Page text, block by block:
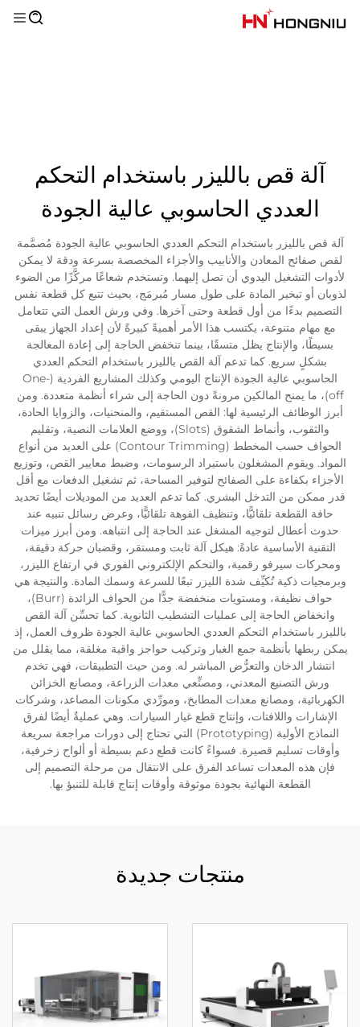
آلة قص بالليزر باستخدام التحكم
العددي الحاسوبي عالية الجودة
آلة قص بالليزر باستخدام التحكم العددي الحاسوبي عالية الجودة مُصمَّمة
لقص صفائح المعادن والأنابيب والأجزاء المخصصة بسرعة ودقة لا يمكن
لأدوات التشغيل اليدوي أن تصل إليهما. وتستخدم شعاعًا مركَّزًا من الضوء
لذوبان أو تبخير المادة على طول مسار مُبرمَج، بحيث تتبع كل قطعة نفس
التصميم بدءًا من أول قطعة وحتى آخرها. وفي ورش العمل التي تتعامل
مع مهام متنوعة، يكتسب هذا الأمر أهميةً كبيرةً لأن إعداد الجهاز يبقى
بسيطًا، والإنتاج يظل متسقًا، بينما تنخفض الحاجة إلى إعادة المعالجة
بشكلٍ سريع. كما تدعم آلة القص بالليزر باستخدام التحكم العددي
الحاسوبي عالية الجودة الإنتاج اليومي وكذلك المشاريع الفردية (One-
off)، ما يمنح المالكين مرونةً دون الحاجة إلى شراء أنظمة متعددة. ومن
أبرز الوظائف الرئيسية لها: القص المستقيم، والمنحنيات، والزوايا الحادة،
والثقوب، وأنماط الشقوق (Slots)، ووضع العلامات النصية، وتقليم
الحواف حسب المخطط (Contour Trimming) على العديد من أنواع
المواد. ويقوم المشغلون باستيراد الرسومات، وضبط معايير القص، وتوزيع
الأجزاء بكفاءة على الصفائح لتوفير المساحة، ثم تشغيل الدفعات مع أقل
قدر ممكن من التدخل البشري. كما تدعم العديد من الموديلات أيضًا تحديد
حافة القطعة تلقائيًّا، وتنظيف الفوهة تلقائيًّا، وعرض رسائل تنبيه عند
حدوث أعطال لتوجيه المشغل عند الحاجة إلى انتباهه. ومن أبرز ميزات
التقنية الأساسية عادةً: هيكل آلة ثابت ومستقر، وقضبان حركة دقيقة،
ومحركات سيرفو رقمية، والتحكم الإلكتروني الفوري في ارتفاع الليزر،
وبرمجيات ذكية تُكيِّف شدة الليزر تبعًا للسرعة وسمك المادة. والنتيجة هي
حواف نظيفة، ومستويات منخفضة جدًّا من الحواف الزائدة (Burr)،
وانخفاض الحاجة إلى عمليات التشطيب الثانوية. كما تحسِّن آلة القص
بالليزر باستخدام التحكم العددي الحاسوبي عالية الجودة ظروف العمل، إذ
يمكن ربطها بأنظمة جمع الغبار وتركيب حواجز واقية مغلقة، مما يقلل من
انتشار الدخان والتعرُّض المباشر له. ومن حيث التطبيقات، فهي تخدم
ورش التصنيع المعدني، ومصنِّعي معدات الزراعة، ومصانع الخزائن
الكهربائية، ومصانع معدات المطابخ، ومورِّدي مكونات المصاعد، وشركات
الإشارات واللافتات، وإنتاج قطع غيار السيارات. وهي عمليةٌ أيضًا لفرق
النماذج الأولية (Prototyping) التي تحتاج إلى دورات مراجعة سريعة
وأوقات تسليم قصيرة. فسواءً كانت قطع دعم بسيطة أو ألواح زخرفية،
فإن هذه المعدات تساعد الفرق على الانتقال من مرحلة التصميم إلى
القطعة النهائية بجودة موثوقة وأوقات إنتاج قابلة للتنبؤ بها.
منتجات جديدة